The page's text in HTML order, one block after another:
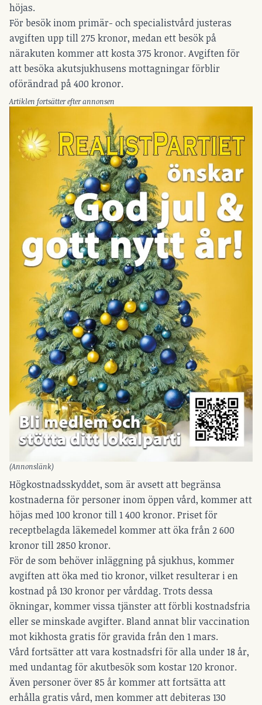
höjas.
För besök inom primär- och specialistvård justeras
avgiften upp till 275 kronor, medan ett besök på
närakuten kommer att kosta 375 kronor. Avgiften för
att besöka akutsjukhusens mottagningar förblir
oförändrad på 400 kronor.
Artiklen fortsätter efter annonsen
(Annonslänk)
Högkostnadsskyddet, som är avsett att begränsa
kostnaderna för personer inom öppen vård, kommer att
höjas med 100 kronor till 1 400 kronor. Priset för
receptbelagda läkemedel kommer att öka från 2 600
kronor till 2850 kronor.
För de som behöver inläggning på sjukhus, kommer
avgiften att öka med tio kronor, vilket resulterar i en
kostnad på 130 kronor per vårddag. Trots dessa
ökningar, kommer vissa tjänster att förbli kostnadsfria
eller se minskade avgifter. Bland annat blir vaccination
mot kikhosta gratis för gravida från den 1 mars.
Vård fortsätter att vara kostnadsfri för alla under 18 år,
med undantag för akutbesök som kostar 120 kronor.
Även personer över 85 år kommer att fortsätta att
erhålla gratis vård, men kommer att debiteras 130